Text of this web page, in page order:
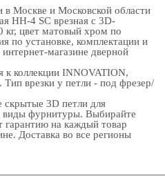
Москве и Московской области
HH-4 SC врезная с 3D-
кг, цвет матовый хром по
по установке, комплектации и
магазине дверной
к коллекции INNOVATION,
врезки у петли - под фрезер/
скрытые 3D петли для
виды фурнитуры. Выбирайте
гарантию на каждый товар
Доставка во все регионы